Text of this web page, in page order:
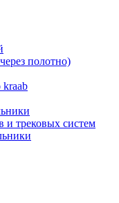
полотно)
kraab
и трековых систем